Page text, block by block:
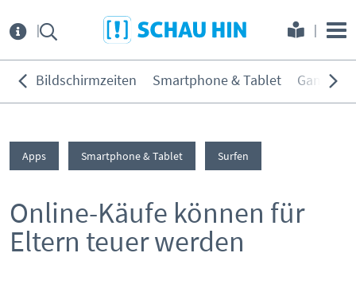
Bildschirmzeiten Smartphone & Tablet Games
Apps Smartphone & Tablet Surfen
Online-Käufe können für
Eltern teuer werden
Über
Service
KONTAKT
INITIATIVE
PARTNER
ELTERNANGEBOTE
MEDIENKURSE
ONLINE-GAME
THEMEN:
Bildschirmzeiten
Smartphone & Tablet
Soziale Netzwerke
Filme & Serien